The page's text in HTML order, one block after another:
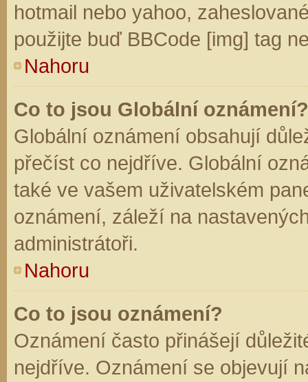
hotmail nebo yahoo,
použijte buď BBCode [img] tag
Nahoru
Co to jsou Globální oznámení?
Globální oznámení obsahují
přečíst co nejdříve. Globální
také ve vašem uživatelském
oznámení, záleží na
administrátoři.
Nahoru
Co to jsou oznámení?
Oznámení často přinášejí
nejdříve. Oznámení se objevují